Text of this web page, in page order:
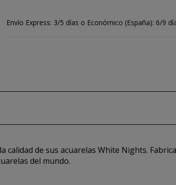
Envío Express: 3/5 días o Económico (España): 6/9
de sus acuarelas White Nights.
del mundo.